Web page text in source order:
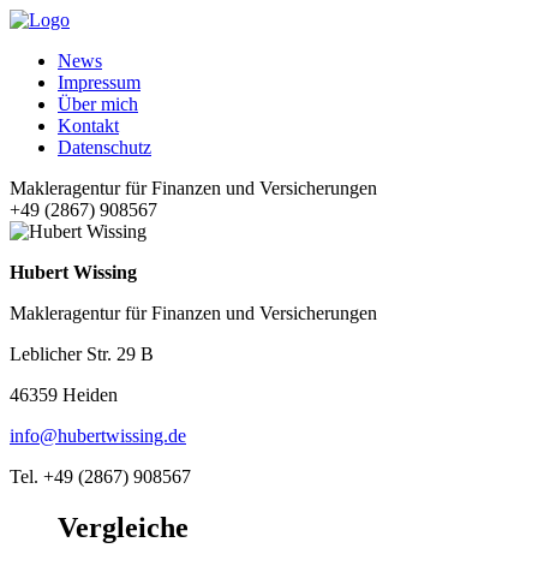
News
Impressum
Über mich
Kontakt
Datenschutz
Makleragentur für Finanzen und Versicherungen
+49 (2867) 908567
Hubert Wissing
Makleragentur für Finanzen und Versicherungen
Leblicher Str. 29 B
46359 Heiden
info@hubertwissing.de
Tel. +49 (2867) 908567
Vergleiche